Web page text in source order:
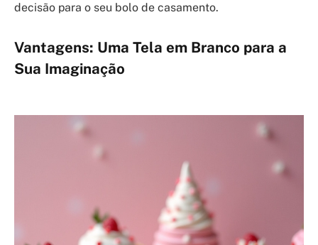
decisão para o seu bolo de casamento.
Vantagens: Uma Tela em Branco para a
Sua Imaginação